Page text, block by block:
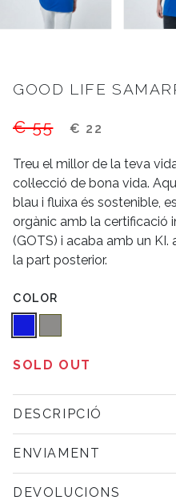
GOOD LIFE
€ 55 € 22
Treu el millor de la teva
col·lecció de bona vida.
blau i fluixa és sostenible,
orgànic amb la certificació
(GOTS) i acaba amb un
la part posterior.
COLOR
SOLD OUT
DESCRIPCIÓ
ENVIAMENT
DEVOLUCIONS